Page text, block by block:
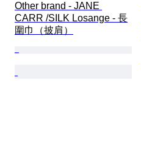
Other brand - JANE
CARR /SILK Losange - 長
圍巾（披肩）